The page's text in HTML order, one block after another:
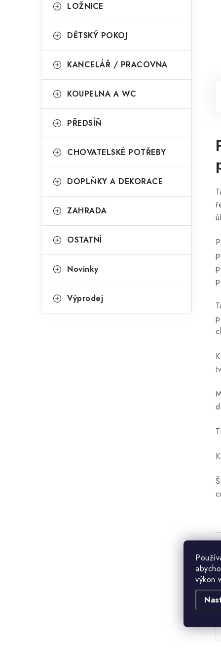
výkon
LOŽNICE
DĚTSKÝ POKOJ
KANCELÁŘ / PRACOVNA
KOUPELNA A WC
PŘEDSÍŇ
CHOVATELSKÉ POTŘEBY
DOPLŇKY A DEKORACE
ZAHRADA
OSTATNÍ
Novinky
Výprodej